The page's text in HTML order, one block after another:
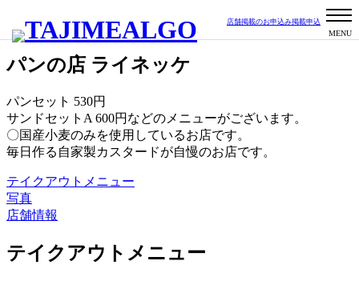
店舗掲載のお申込み掲載申込
パン 小泉校区
パンの店 ライネッケ
パンセット 530円
サンドセットA 600円などのメニューがございます。
〇国産小麦のみを使用しているお店です。
毎日作る自家製カスタードが自慢のお店です。
テイクアウトメニュー
写真
店舗情報
テイクアウトメニュー